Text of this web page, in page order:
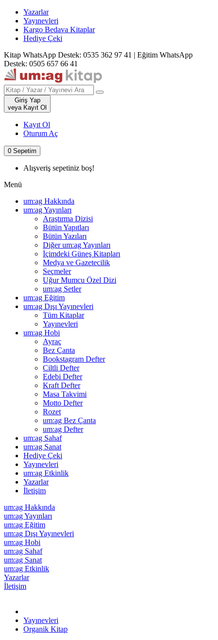
Yazarlar
Yayınevleri
Kargo Bedava Kitaplar
Hediye Çeki
Kitap WhatsApp Destek: 0535 362 97 41 | Eğitim WhatsApp
Destek: 0505 657 66 41
Giriş Yap
veya Kayıt Ol
Kayıt Ol
Oturum Aç
0 Sepetim
Alışveriş sepetiniz boş!
Menü
um:ag Hakkında
um:ag Yayınları
Araştırma Dizisi
Bütün Yapıtları
Bütün Yazıları
Diğer um:ag Yayınları
İçimdeki Güneş Kitapları
Medya ve Gazetecilik
Seçmeler
Uğur Mumcu Özel Dizi
um:ag Setler
um:ag Eğitim
um:ag Dışı Yayınevleri
Tüm Kitaplar
Yayınevleri
um:ag Hobi
Ayraç
Bez Çanta
Bookstagram Defter
Ciltli Defter
Edebi Defter
Kraft Defter
Masa Takvimi
Motto Defter
Rozet
um:ag Bez Çanta
um:ag Defter
um:ag Sahaf
um:ag Sanat
Hediye Çeki
Yayınevleri
um:ag Etkinlik
Yazarlar
İletişim
um:ag Hakkında
um:ag Yayınları
um:ag Eğitim
um:ag Dışı Yayınevleri
um:ag Hobi
um:ag Sahaf
um:ag Sanat
um:ag Etkinlik
Yazarlar
İletişim
Yayınevleri
Organik Kitap